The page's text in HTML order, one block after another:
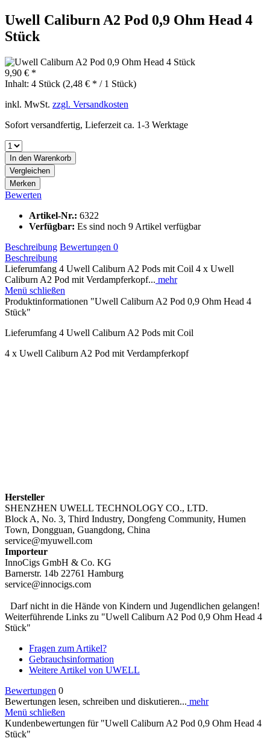
Uwell Caliburn A2 Pod 0,9 Ohm Head 4
Stück
9,90 € *
Inhalt: 4 Stück (2,48 € * / 1 Stück)
inkl. MwSt. zzgl. Versandkosten
Sofort versandfertig, Lieferzeit ca. 1-3 Werktage
In den Warenkorb
Vergleichen
Merken
Bewerten
Artikel-Nr.: 6322
Verfügbar: Es sind noch 9 Artikel verfügbar
Beschreibung Bewertungen 0
Beschreibung
Lieferumfang 4 Uwell Caliburn A2 Pods mit Coil 4 x Uwell
Caliburn A2 Pod mit Verdampferkopf... mehr
Menü schließen
Produktinformationen "Uwell Caliburn A2 Pod 0,9 Ohm Head 4
Stück"
Lieferumfang 4 Uwell Caliburn A2 Pods mit Coil
4 x Uwell Caliburn A2 Pod mit Verdampferkopf
Hersteller
SHENZHEN UWELL TECHNOLOGY CO., LTD.
Block A, No. 3, Third Industry, Dongfeng Community, Humen
Town, Dongguan, Guangdong, China
service@myuwell.com
Importeur
InnoCigs GmbH & Co. KG
Barnerstr. 14b 22761 Hamburg
service@innocigs.com
Darf nicht in die Hände von Kindern und Jugendlichen gelangen!
Weiterführende Links zu "Uwell Caliburn A2 Pod 0,9 Ohm Head 4
Stück"
Fragen zum Artikel?
Gebrauchsinformation
Weitere Artikel von UWELL
Bewertungen 0
Bewertungen lesen, schreiben und diskutieren... mehr
Menü schließen
Kundenbewertungen für "Uwell Caliburn A2 Pod 0,9 Ohm Head 4
Stück"